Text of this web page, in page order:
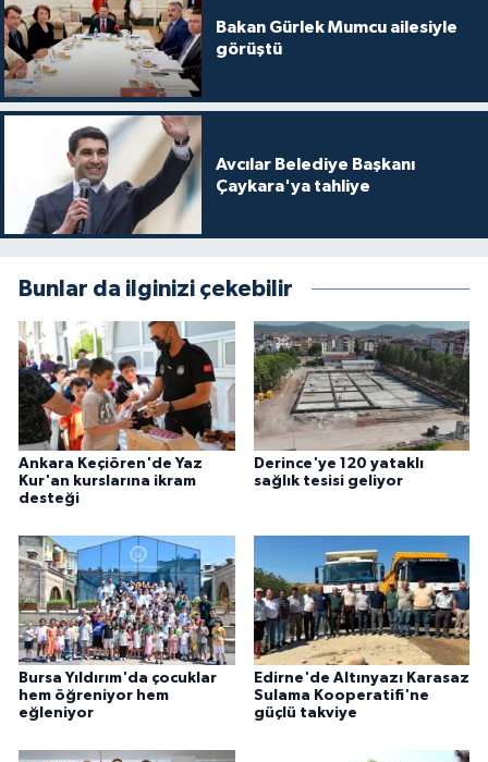
Bakan Gürlek Mumcu ailesiyle
görüştü
Avcılar Belediye Başkanı
Çaykara'ya tahliye
Bunlar da ilginizi çekebilir
Ankara Keçiören'de Yaz
Kur'an kurslarına ikram
desteği
Derince'ye 120 yataklı
sağlık tesisi geliyor
Bursa Yıldırım'da çocuklar
hem öğreniyor hem
eğleniyor
Edirne'de Altınyazı Karasaz
Sulama Kooperatifi'ne
güçlü takviye